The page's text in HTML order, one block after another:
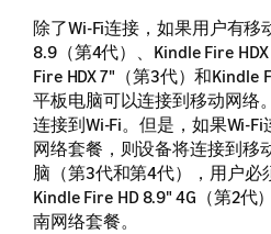
除了Wi-Fi连接，如果用户有移
8.9（第4代）、Kindle Fire
Fire HDX 7"（第3代）和Kindle
平板电脑可以连接到移动网络
连接到Wi-Fi。但是，如果Wi-
网络套餐，则设备将连接到移
脑（第3代和第4代），用户必
Kindle Fire HD 8.9" 4G（第2
南网络套餐。